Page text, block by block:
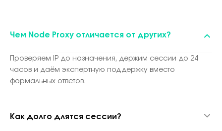
Чем Node Proxy отличается от других?
Проверяем IP до назначения, держим сессии до 24
часов и даём экспертную поддержку вместо
формальных ответов.
Как долго длятся сессии?